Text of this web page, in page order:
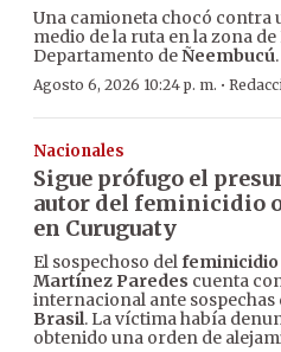
Una camioneta chocó contra
medio de la ruta en la zona de
Departamento deÑeembucú.
Agosto 6, 2026 10:24 p. m. ·
Nacionales
Sigue prófugo el
autor del feminicidio
en Curuguaty
El sospechoso delfeminicidio
Martínez Paredes cuenta
internacional ante sospechas
Brasil. La víctima había
obtenido una orden de